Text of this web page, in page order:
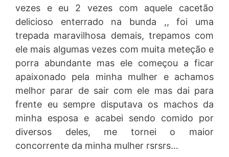
vezes e eu 2 vezes com aquele cacetão
delicioso enterrado na bunda ,, foi uma
trepada maravilhosa demais, trepamos com
ele mais algumas vezes com muita meteção e
porra abundante mas ele começou a ficar
apaixonado pela minha mulher e achamos
melhor parar de sair com ele mas dai para
frente eu sempre disputava os machos da
minha esposa e acabei sendo comido por
diversos deles, me tornei o maior
concorrente da minha mulher rsrsrs…